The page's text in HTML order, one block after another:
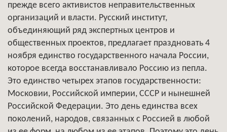
прежде всего активистов неправительственных
организаций и власти. Русский институт,
объединяющий ряд экспертных центров и
общественных проектов, предлагает праздновать 4
ноября единство государственного начала России,
которое всегда восстанавливало Россию из пепла.
Это единство четырех этапов государственности:
Московии, Российской империи, СССР и нынешней
Российской Федерации. Это день единства всех
поколений, народов, связанных с Россией в любой